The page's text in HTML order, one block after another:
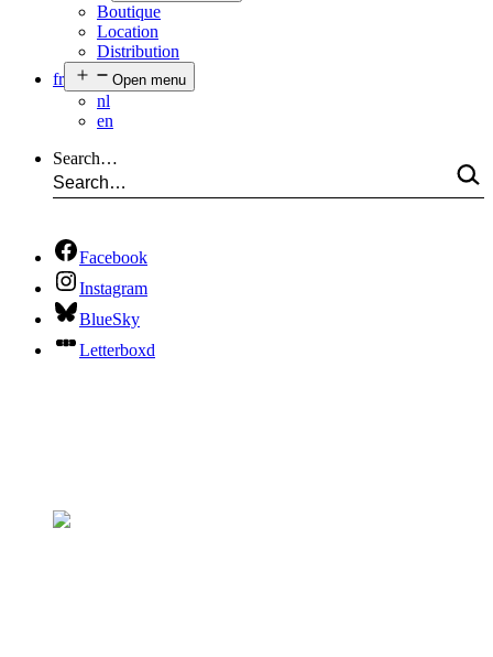
Boutique
Location
Distribution
fr
Open menu
nl
en
Search…
Facebook
Instagram
BlueSky
Letterboxd